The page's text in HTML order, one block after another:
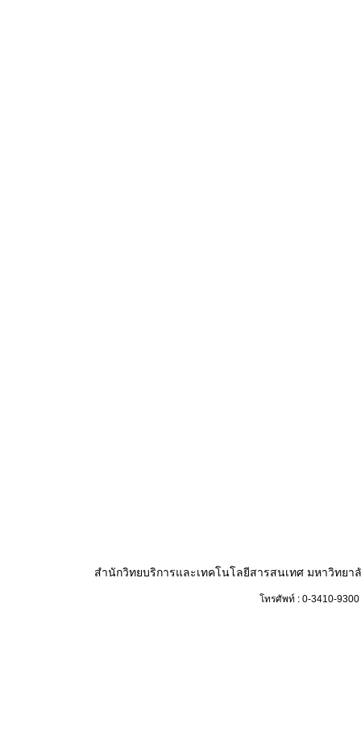
สำนักวิทยบริการและเทคโนโลยีสารสนเทศ มหาวิทย
โทรศัพท์ : 0-3410-